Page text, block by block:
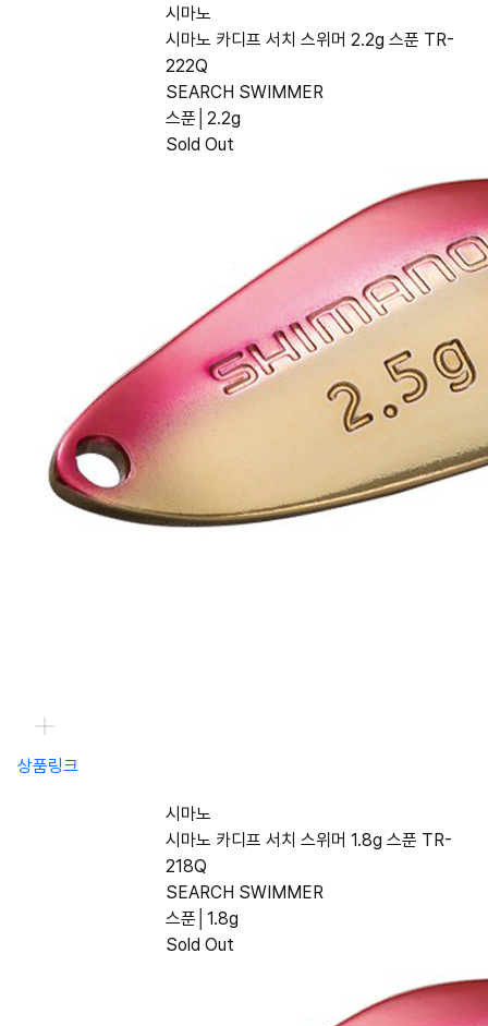
시마노
시마노 카디프 서치 스위머 2.2g 스푼 TR-
222Q
SEARCH SWIMMER
스푼│2.2g
Sold Out
상품링크
시마노
시마노 카디프 서치 스위머 1.8g 스푼 TR-
218Q
SEARCH SWIMMER
스푼│1.8g
Sold Out